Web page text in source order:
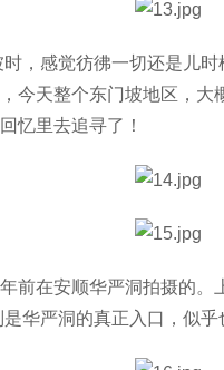
，感觉彷彿一切还是儿
今天整个东门坡地区，
忆里去追寻了！
前在安顺华严洞拍摄的。
华严洞的真正入口，似乎